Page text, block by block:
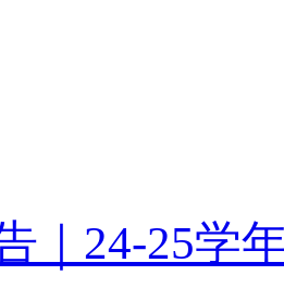
｜24-25学